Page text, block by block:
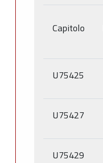
Capitolo
U75425
U75427
U75429